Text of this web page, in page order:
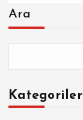
Ara
Kategoriler